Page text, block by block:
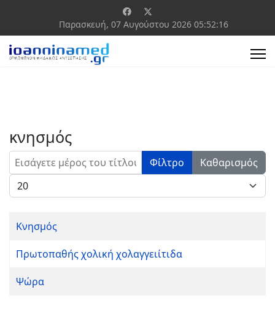
Παρασκευή, 07 Αυγούστου 2026 05:52:16
κνησμός
Εισάγετε μέρος του τίτλου. Φίλτρο
Καθαρισμός
Εμφάνιση #
Κνησμός
Πρωτοπαθής χολική χολαγγειίτιδα
Ψώρα